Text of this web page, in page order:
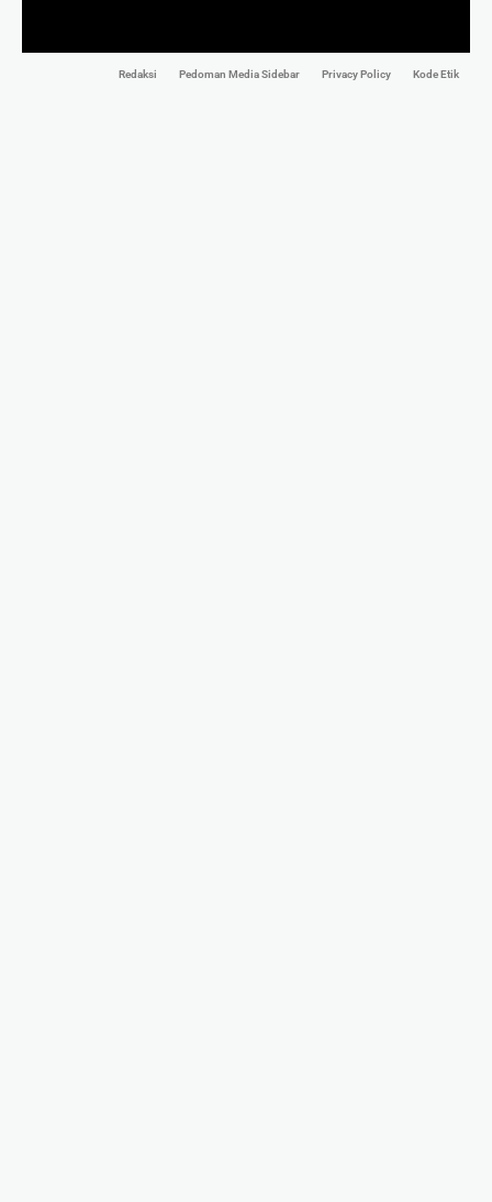
Redaksi Pedoman Media Sidebar Privacy Policy Kode Etik